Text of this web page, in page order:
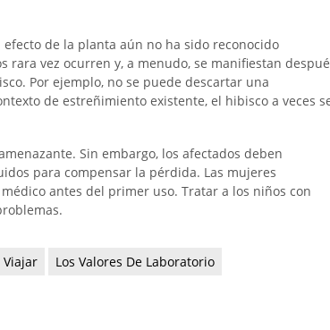
de la planta aún no ha sido reconocido
rara vez ocurren y, a menudo, se manifiestan
Por ejemplo, no se puede descartar una
de estreñimiento existente, el hibisco a veces
Sin embargo, los afectados deben
para compensar la pérdida. Las mujeres
antes del primer uso. Tratar a los niños con
Viajar Los Valores De Laboratorio